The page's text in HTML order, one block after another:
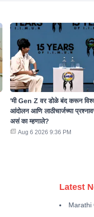
'मी Gen Z वर डोळे बंद करून
आंदोलन आणि लाठीचार्जच्या
असं का म्हणाले?
Aug 6 2026 9:36 PM
Latest
Marathi